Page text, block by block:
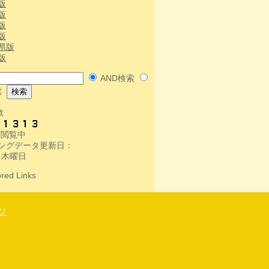
版
AND検索
覧中
グデータ更新日：
曜日
Links